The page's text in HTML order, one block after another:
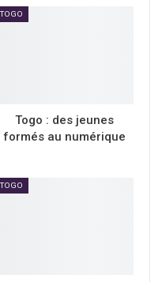
TOGO
Togo : des jeunes
formés au numérique
TOGO